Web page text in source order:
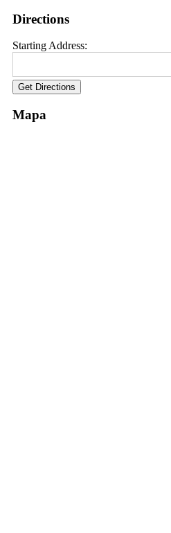
Directions
Starting Address:
Mapa